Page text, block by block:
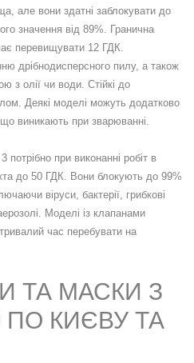
але вони здатні заблокувати до
значення від 89%. Гранична
перевищувати 12 ГДК.
дрібнодисперсного пилу, а також
з олії чи води. Стійкі до
Деякі моделі можуть додатково
що виникають при зварюванні.
потрібно при виконанні робіт в
до 50 ГДК. Вони блокують до 99%
віруси, бактерії, грибкові
Моделі із клапанами
час перебувати на
ТА МАСКИ З
КИЄВУ ТА